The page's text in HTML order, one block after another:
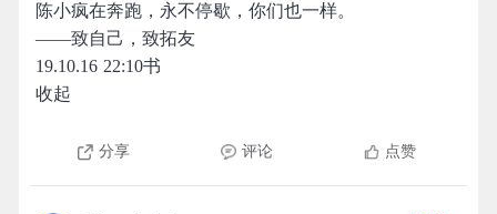
陈小疯在奔跑，永不停歇，你们也一样。
——致自己，致拓友
19.10.16 22:10书
收起
分享 评论 点赞